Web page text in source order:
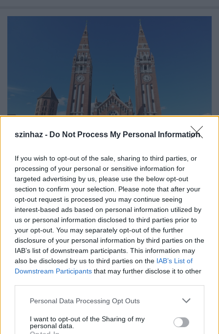
szinhaz - Do Not Process My Personal Information
If you wish to opt-out of the sale, sharing to third parties, or
processing of your personal or sensitive information for
targeted advertising by us, please use the below opt-out
section to confirm your selection. Please note that after your
opt-out request is processed you may continue seeing
interest-based ads based on personal information utilized by
us or personal information disclosed to third parties prior to
your opt-out. You may separately opt-out of the further
disclosure of your personal information by third parties on the
IAB’s list of downstream participants. This information may
also be disclosed by us to third parties on the IAB’s List of
Downstream Participants that may further disclose it to other
Please note that this website/app uses one or more Google
not limited to your visit or usage behaviour. You may click to
grant or deny consent to Google and its third-party tags to
Personal Data Processing Opt Outs
I want to opt-out of the Sharing of my
personal data.
Épül a Dóm téri szabadtéri színpad
mtothorsi•2020. július 16.
Megkezdődött a Szegedi Szabadtéri Játékok Dóm
téri játszóhelyének építése. A fesztivál ikonikus
helyszínének számító téren elsőként ...